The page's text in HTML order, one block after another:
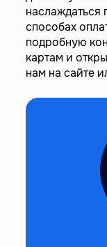
наслаждаться
способах
подробную
картам и
нам на сайте